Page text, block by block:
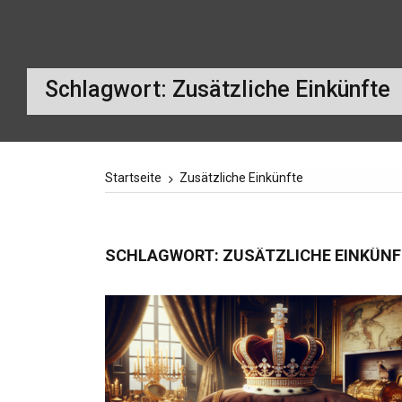
Schlagwort: Zusätzliche Einkünfte
Startseite Zusätzliche Einkünfte
SCHLAGWORT: ZUSÄTZLICHE